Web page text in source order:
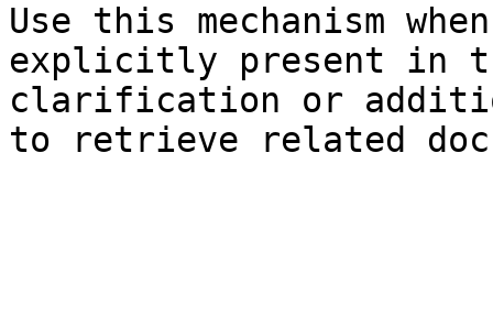
Use this mechanism
explicitly present in
clarification or